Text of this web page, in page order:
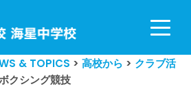
& TOPICS > 高校から > クラブ活
シング競技